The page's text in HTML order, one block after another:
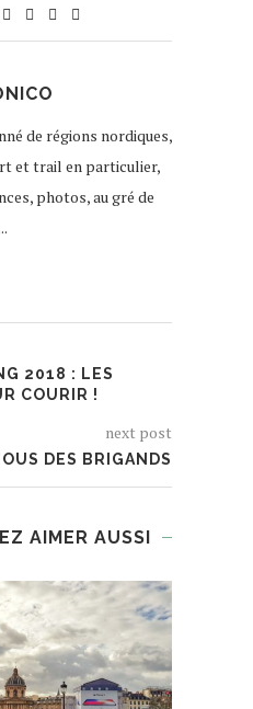
de régions nordiques,
et trail en particulier,
photos, au gré de
2018 : LES
COURIR !
next post
DES BRIGANDS
AIMER AUSSI